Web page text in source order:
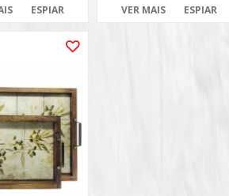
ESPIAR
VER MAIS
ESPIAR